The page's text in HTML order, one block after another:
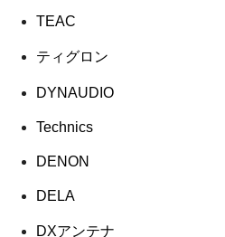
TEAC
ティグロン
DYNAUDIO
Technics
DENON
DELA
DXアンテナ